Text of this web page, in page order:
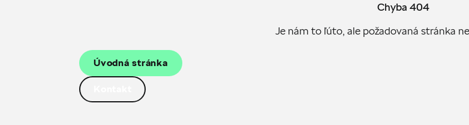
Chyba 404
Je nám to ľúto, ale požadovaná stránka
Úvodná stránka